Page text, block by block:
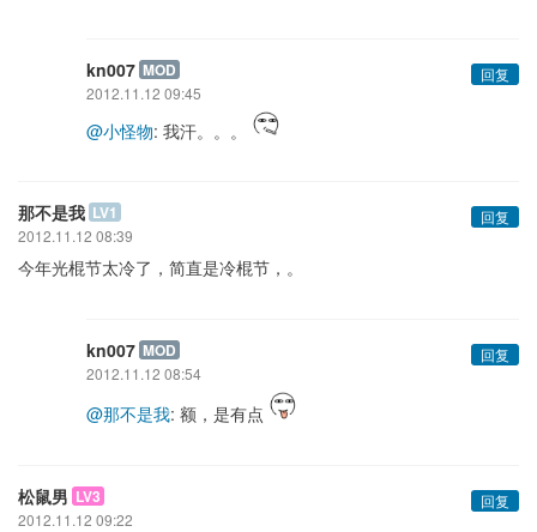
kn007 MOD
回复
2012.11.12 09:45
@小怪物: 我汗。。。
那不是我 LV1
回复
2012.11.12 08:39
今年光棍节太冷了，简直是冷棍节，。
kn007 MOD
回复
2012.11.12 08:54
@那不是我: 额，是有点
松鼠男 LV3
回复
2012.11.12 09:22